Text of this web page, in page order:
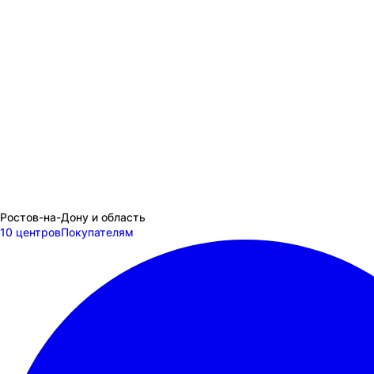
Ростов-на-Дону и область
10 центровПокупателям